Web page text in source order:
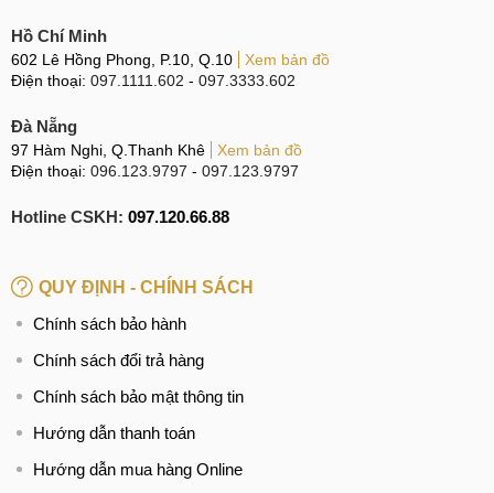
ảnh.
Tải những phần mềm chụp ảnh độc hại về Realme 12
hoạt động.
Để khách hàng dễ hình dung ra quy trình thay Camera
chuyên nghiệp cho điện thoại Realme 12 Pro tại trung tâm,
B1: Tiếp nhận máy
Lễ tân chào hỏi, tiếp nhận Realme 12 Pro và trao đổi thông
tin về tình trạng máy với khách hàng để chuyển đến phòng
Hồ Chí Minh
602 Lê Hồng Phong, P.10, Q.10
Xem bản đồ
Điện thoại: 097.1111.602 - 097.3333.602
Đà Nẵng
97 Hàm Nghi, Q.Thanh Khê
Xem bản đồ
Điện thoại: 096.123.9797 - 097.123.9797
Hotline CSKH: 097.120.66.88
QUY ĐỊNH - CHÍNH SÁCH
Chính sách bảo hành
Chính sách đổi trả hàng
Chính sách bảo mật thông tin
Hướng dẫn thanh toán
Hướng dẫn mua hàng Online